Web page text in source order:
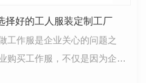
择好的工人服装定制工厂
工作服是企业关心的问题之
购买工作服，不仅是因为企业
品牌推广能力，也是因为以…